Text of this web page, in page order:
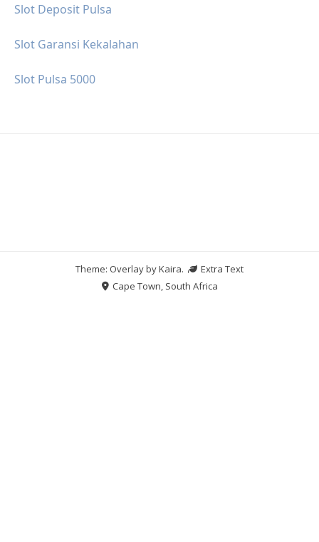
Slot Deposit Pulsa
Slot Garansi Kekalahan
Slot Pulsa 5000
Theme: Overlay byKaira.
Extra Text
Cape Town, South Africa